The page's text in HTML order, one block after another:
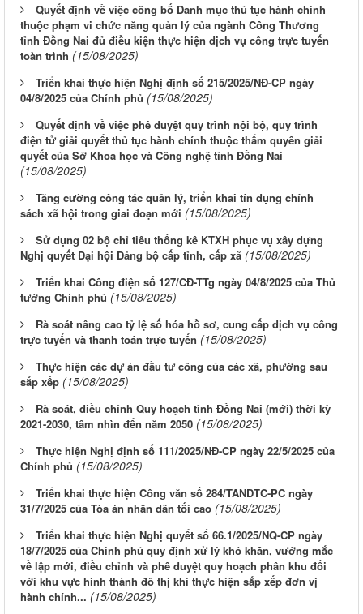
Quyết định về việc công bố Danh mục thủ tục hành chính
thuộc phạm vi chức năng quản lý của ngành Công Thương
tỉnh Đồng Nai đủ điều kiện thực hiện dịch vụ công trực tuyến
toàn trình (15/08/2025)
Triển khai thực hiện Nghị định số 215/2025/NĐ-CP ngày
04/8/2025 của Chính phủ (15/08/2025)
Quyết định về việc phê duyệt quy trình nội bộ, quy trình
điện tử giải quyết thủ tục hành chính thuộc thẩm quyền giải
quyết của Sở Khoa học và Công nghệ tỉnh Đồng Nai
(15/08/2025)
Tăng cường công tác quản lý, triển khai tín dụng chính
sách xã hội trong giai đoạn mới (15/08/2025)
Sử dụng 02 bộ chỉ tiêu thống kê KTXH phục vụ xây dựng
Nghị quyết Đại hội Đảng bộ cấp tỉnh, cấp xã (15/08/2025)
Triển khai Công điện số 127/CĐ-TTg ngày 04/8/2025 của Thủ
tướng Chính phủ (15/08/2025)
Rà soát nâng cao tỷ lệ số hóa hồ sơ, cung cấp dịch vụ công
trực tuyến và thanh toán trực tuyến (15/08/2025)
Thực hiện các dự án đầu tư công của các xã, phường sau
sắp xếp (15/08/2025)
Rà soát, điều chỉnh Quy hoạch tỉnh Đồng Nai (mới) thời kỳ
2021-2030, tầm nhìn đến năm 2050 (15/08/2025)
Thực hiện Nghị định số 111/2025/NĐ-CP ngày 22/5/2025 của
Chính phủ (15/08/2025)
Triển khai thực hiện Công văn số 284/TANDTC-PC ngày
31/7/2025 của Tòa án nhân dân tối cao (15/08/2025)
Triển khai thực hiện Nghị quyết số 66.1/2025/NQ-CP ngày
18/7/2025 của Chính phủ quy định xử lý khó khăn, vướng mắc
về lập mới, điều chỉnh và phê duyệt quy hoạch phân khu đối
với khu vực hình thành đô thị khi thực hiện sắp xếp đơn vị
hành chính... (15/08/2025)